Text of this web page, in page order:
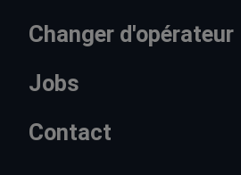
Changer d'opérateur
Jobs
Contact